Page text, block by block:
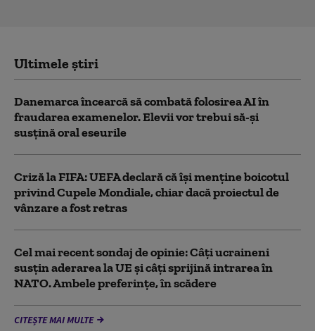
Ultimele știri
Danemarca încearcă să combată folosirea AI în
fraudarea examenelor. Elevii vor trebui să-şi
susţină oral eseurile
Criză la FIFA: UEFA declară că îşi menţine boicotul
privind Cupele Mondiale, chiar dacă proiectul de
vânzare a fost retras
Cel mai recent sondaj de opinie: Câți ucraineni
susțin aderarea la UE și câți sprijină intrarea în
NATO. Ambele preferințe, în scădere
CITEȘTE MAI MULTE